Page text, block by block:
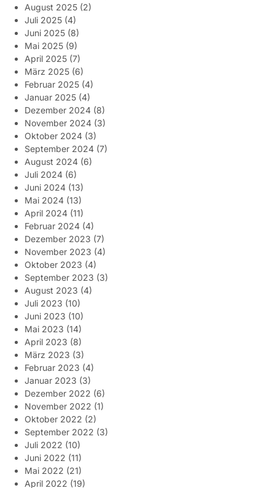
August 2025 (2)
Juli 2025 (4)
Juni 2025 (8)
Mai 2025 (9)
April 2025 (7)
März 2025 (6)
Februar 2025 (4)
Januar 2025 (4)
Dezember 2024 (8)
November 2024 (3)
Oktober 2024 (3)
September 2024 (7)
August 2024 (6)
Juli 2024 (6)
Juni 2024 (13)
Mai 2024 (13)
April 2024 (11)
Februar 2024 (4)
Dezember 2023 (7)
November 2023 (4)
Oktober 2023 (4)
September 2023 (3)
August 2023 (4)
Juli 2023 (10)
Juni 2023 (10)
Mai 2023 (14)
April 2023 (8)
März 2023 (3)
Februar 2023 (4)
Januar 2023 (3)
Dezember 2022 (6)
November 2022 (1)
Oktober 2022 (2)
September 2022 (3)
Juli 2022 (10)
Juni 2022 (11)
Mai 2022 (21)
April 2022 (19)